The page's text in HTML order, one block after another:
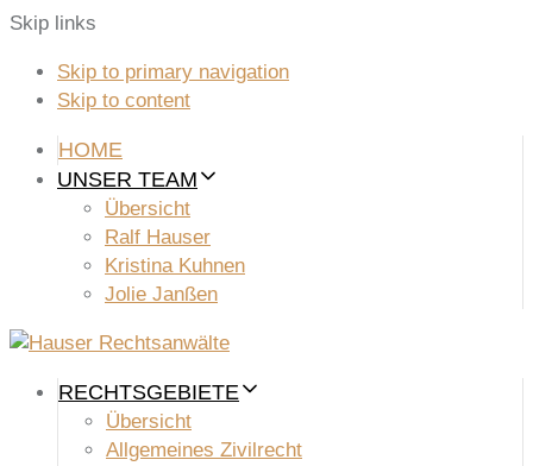
Skip links
Skip to primary navigation
Skip to content
HOME
UNSER TEAM
Übersicht
Ralf Hauser
Kristina Kuhnen
Jolie Janßen
RECHTSGEBIETE
Übersicht
Allgemeines Zivilrecht